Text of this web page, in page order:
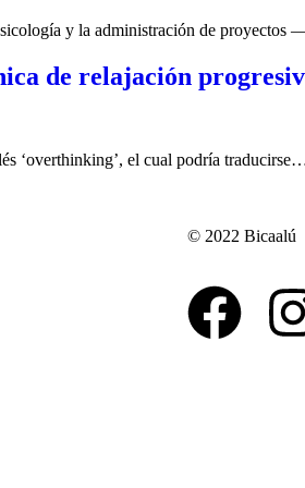
y la administración de
de relajación
‘overthinking’, el cual podría
© 2022 Bicaalú